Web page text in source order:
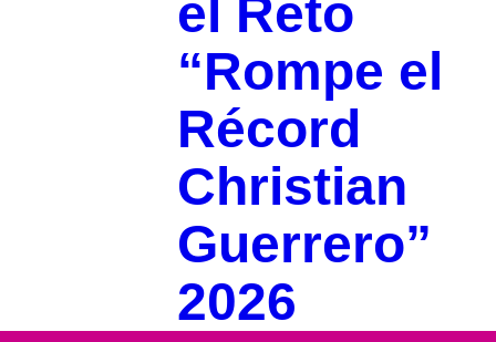
el Reto
“Rompe el
Récord
Christian
Guerrero”
2026